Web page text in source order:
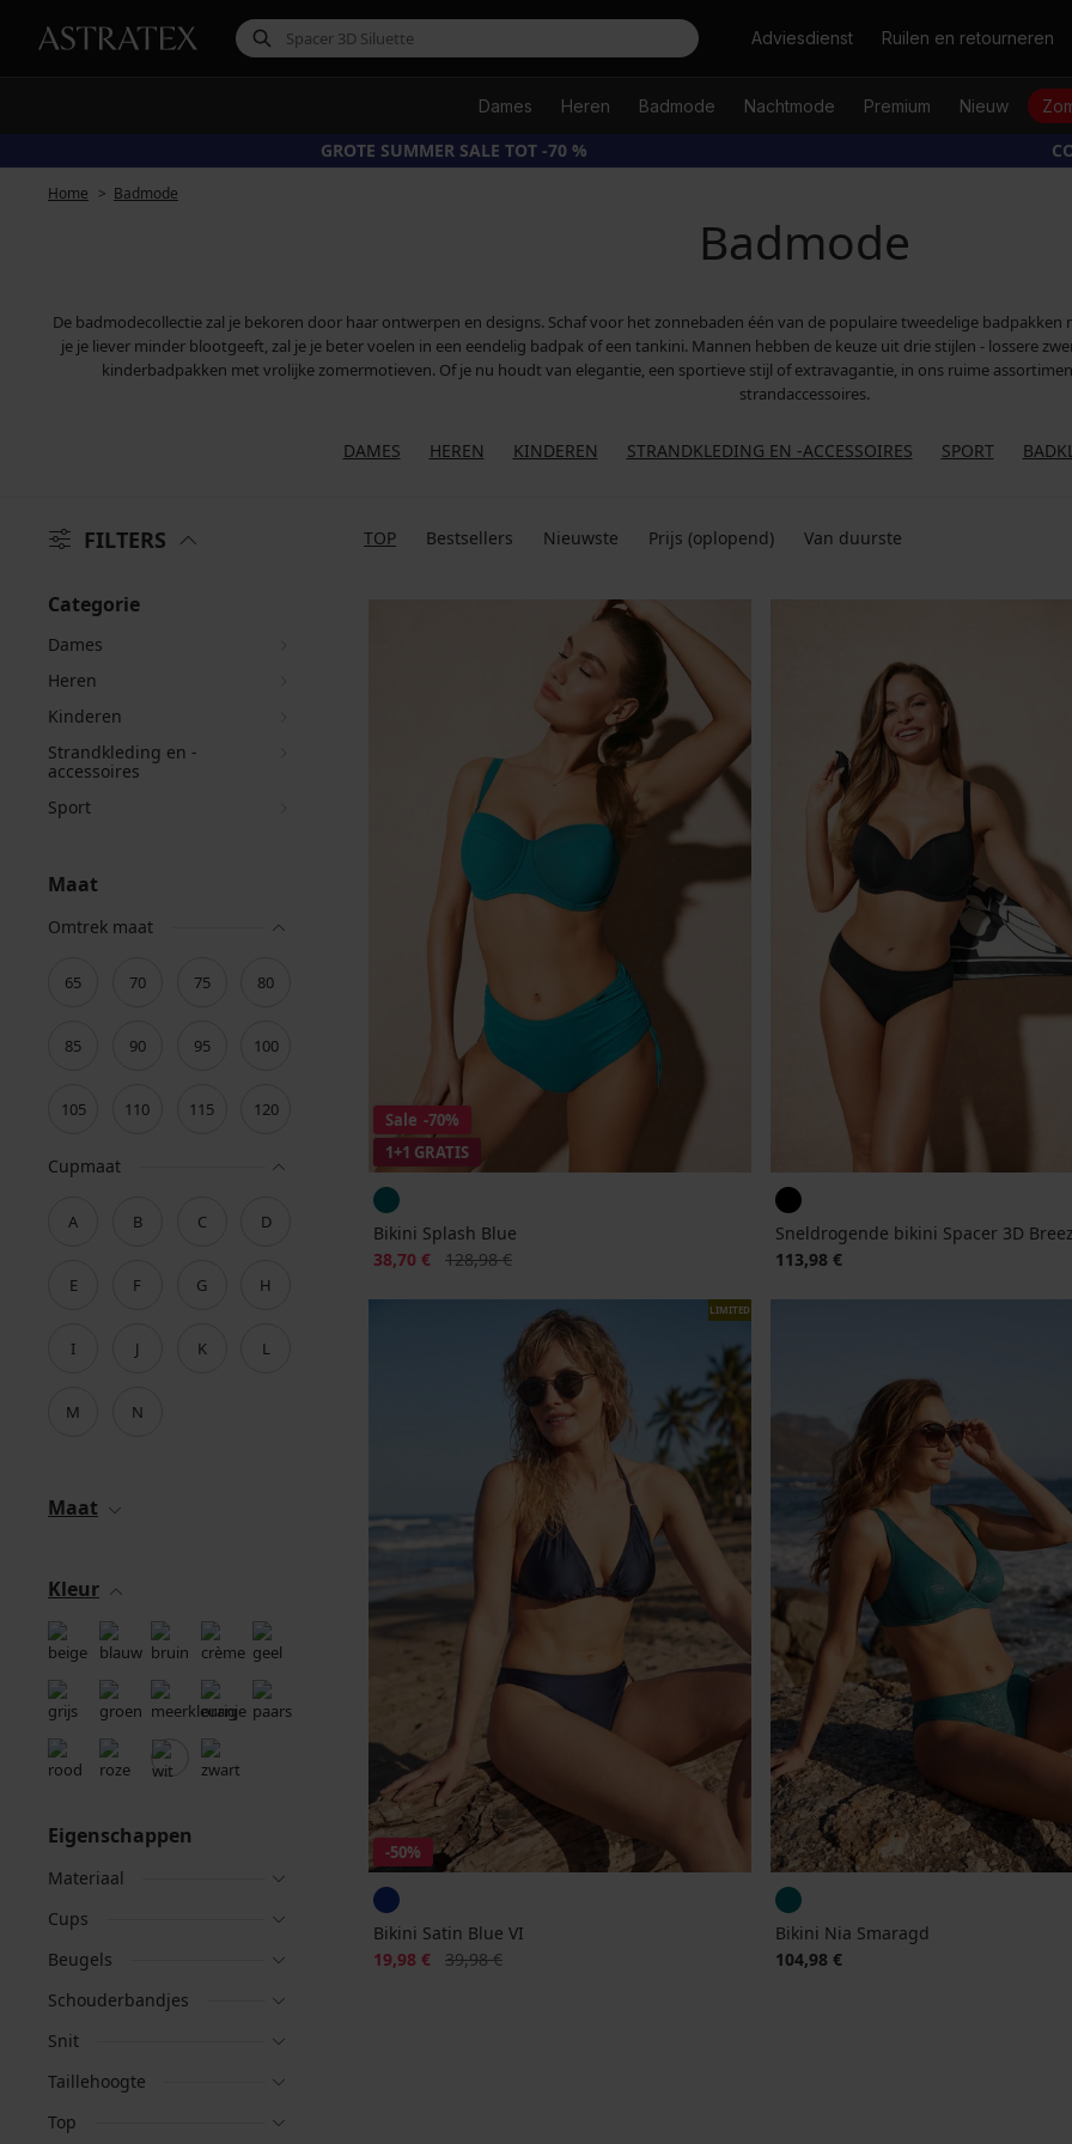
ZoekenAdviesdienst Ruilen en retourneren
Dames Heren Badmode Nachtmode Premium Nieuw
GROTE SUMMER SALE TOT -70 %
Home Badmode
Badmode
De badmodecollectie zal je bekoren door haar ontwerpen en designs. Schaf voor het zonnebaden één van de populaire tweedelige
je je liever minder blootgeeft, zal je je beter voelen in een eendelig badpak of een tankini. Mannen hebben de keuze uit drie stijlen - lossere
kinderbadpakken met vrolijke zomermotieven. Of je nu houdt van elegantie, een sportieve stijl of extravagantie, in ons ruime
strandaccessoires.
DAMES HEREN KINDEREN STRANDKLEDING EN -ACCESSOIRES SPORT
FILTERS TOP Bestsellers Nieuwste Prijs (oplopend) Van duurste
Categorie
Dames
Heren
Kinderen
Strandkleding en -
accessoires
Sport
Maat
Omtrek maat
65 70 75 80
85 90 95 100
105 110 115 120
Cupmaat
A B C D
E F G H
I J K L
M N
Maat
Kleur
Eigenschappen
Materiaal
Cups
Beugels
Schouderbandjes
Snit
Taillehoogte
Top
Sale -70%
1+1 GRATIS
Bikini Splash Blue
Korting
38,70 € Oorspronkelijke prijs
128,98 €
Sneldrogende bikini Spacer 3D
113,98 €
LIMITED
-50%
Bikini Satin Blue VI
Korting
19,98 € Oorspronkelijke prijs
39,98 €
Bikini Nia Smaragd
104,98 €